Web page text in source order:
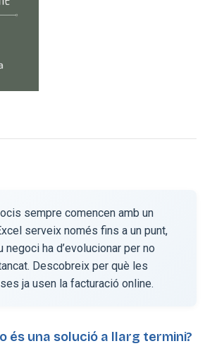
sempre comencen amb un
serveix només fins a un punt,
ha d’evolucionar per no
Descobreix per què les
ja usen la facturació online.
és una solució a llarg termini?